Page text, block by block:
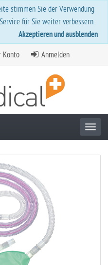
stimmen Sie der Verwendung
für Sie weiter verbessern.
Akzeptieren und ausblenden
Konto Anmelden